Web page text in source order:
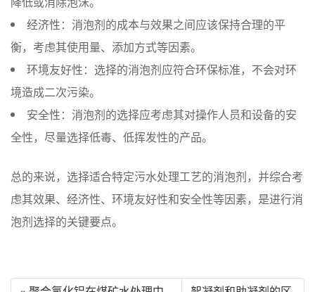
经济性：消泡剂的成本与效果之间应该保持合理的平
衡，考虑其使用量、添加方式等因素。
环境友好性：选择的消泡剂应符合环保标准，不会对环
境造成二次污染。
安全性：消泡剂的选择应考虑其对操作人员和设备的安
全性，尽量选择低毒、低挥发性的产品。
总的来说，选择适合特定污水处理工艺的消泡剂，并综合考
虑其效果、经济性、环境友好性和安全性等因素，是进行消
泡剂选择的关键要点。